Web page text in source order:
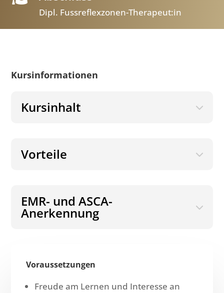
Dipl. Fussreflexzonen-Therapeut:in
Kursinformationen
Kursinhalt
Vorteile
EMR- und ASCA-
Anerkennung
Voraussetzungen
Freude am Lernen und Interesse an